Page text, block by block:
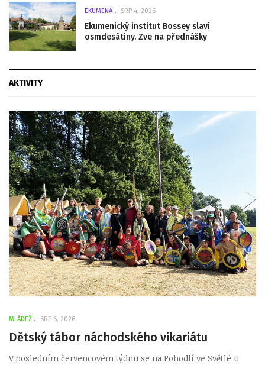
EKUMENA SRP 4, 2026
Ekumenický institut Bossey slaví
osmdesátiny. Zve na přednášky
AKTIVITY
MLÁDEŽ SRP 6, 2026
Dětský tábor náchodského vikariátu
V posledním červencovém týdnu se na Pohodlí ve Světlé u